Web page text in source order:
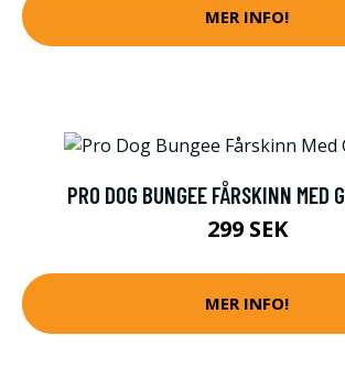
MER INFO!
PRO DOG BUNGEE FÅRSKINN MED
299 SEK
MER INFO!